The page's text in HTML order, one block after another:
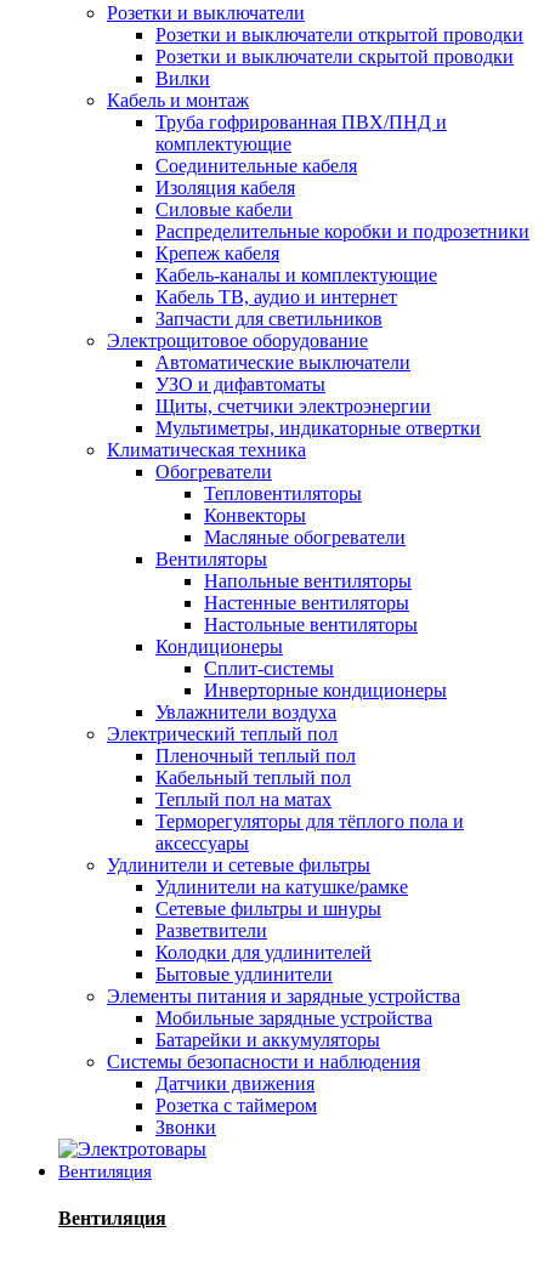
Розетки и выключатели
Розетки и выключатели открытой проводки
Розетки и выключатели скрытой проводки
Вилки
Кабель и монтаж
Труба гофрированная ПВХ/ПНД и
комплектующие
Соединительные кабеля
Изоляция кабеля
Силовые кабели
Распределительные коробки и подрозетники
Крепеж кабеля
Кабель-каналы и комплектующие
Кабель ТВ, аудио и интернет
Запчасти для светильников
Электрощитовое оборудование
Автоматические выключатели
УЗО и дифавтоматы
Щиты, счетчики электроэнергии
Мультиметры, индикаторные отвертки
Климатическая техника
Обогреватели
Тепловентиляторы
Конвекторы
Масляные обогреватели
Вентиляторы
Напольные вентиляторы
Настенные вентиляторы
Настольные вентиляторы
Кондиционеры
Сплит-системы
Инверторные кондиционеры
Увлажнители воздуха
Электрический теплый пол
Пленочный теплый пол
Кабельный теплый пол
Теплый пол на матах
Терморегуляторы для тёплого пола и
аксессуары
Удлинители и сетевые фильтры
Удлинители на катушке/рамке
Сетевые фильтры и шнуры
Разветвители
Колодки для удлинителей
Бытовые удлинители
Элементы питания и зарядные устройства
Мобильные зарядные устройства
Батарейки и аккумуляторы
Системы безопасности и наблюдения
Датчики движения
Розетка с таймером
Звонки
Вентиляция
Вентиляция